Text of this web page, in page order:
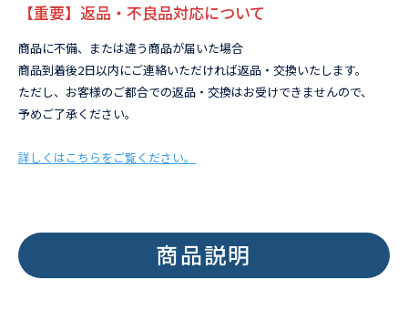
【重要】返品・不良品対応について
商品に不備、または違う商品が届いた場合
商品到着後2日以内にご連絡いただければ返品・交換いたします。
ただし、お客様のご都合での返品・交換はお受けできませんので、
予めご了承ください。
詳しくはこちらをご覧ください。
商品説明